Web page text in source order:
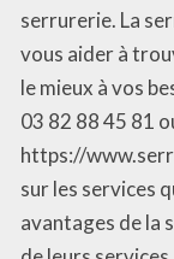
serrurerie. La
vous aider à
le mieux à vos
03 82 88 45 81
https://
sur les services
avantages de la